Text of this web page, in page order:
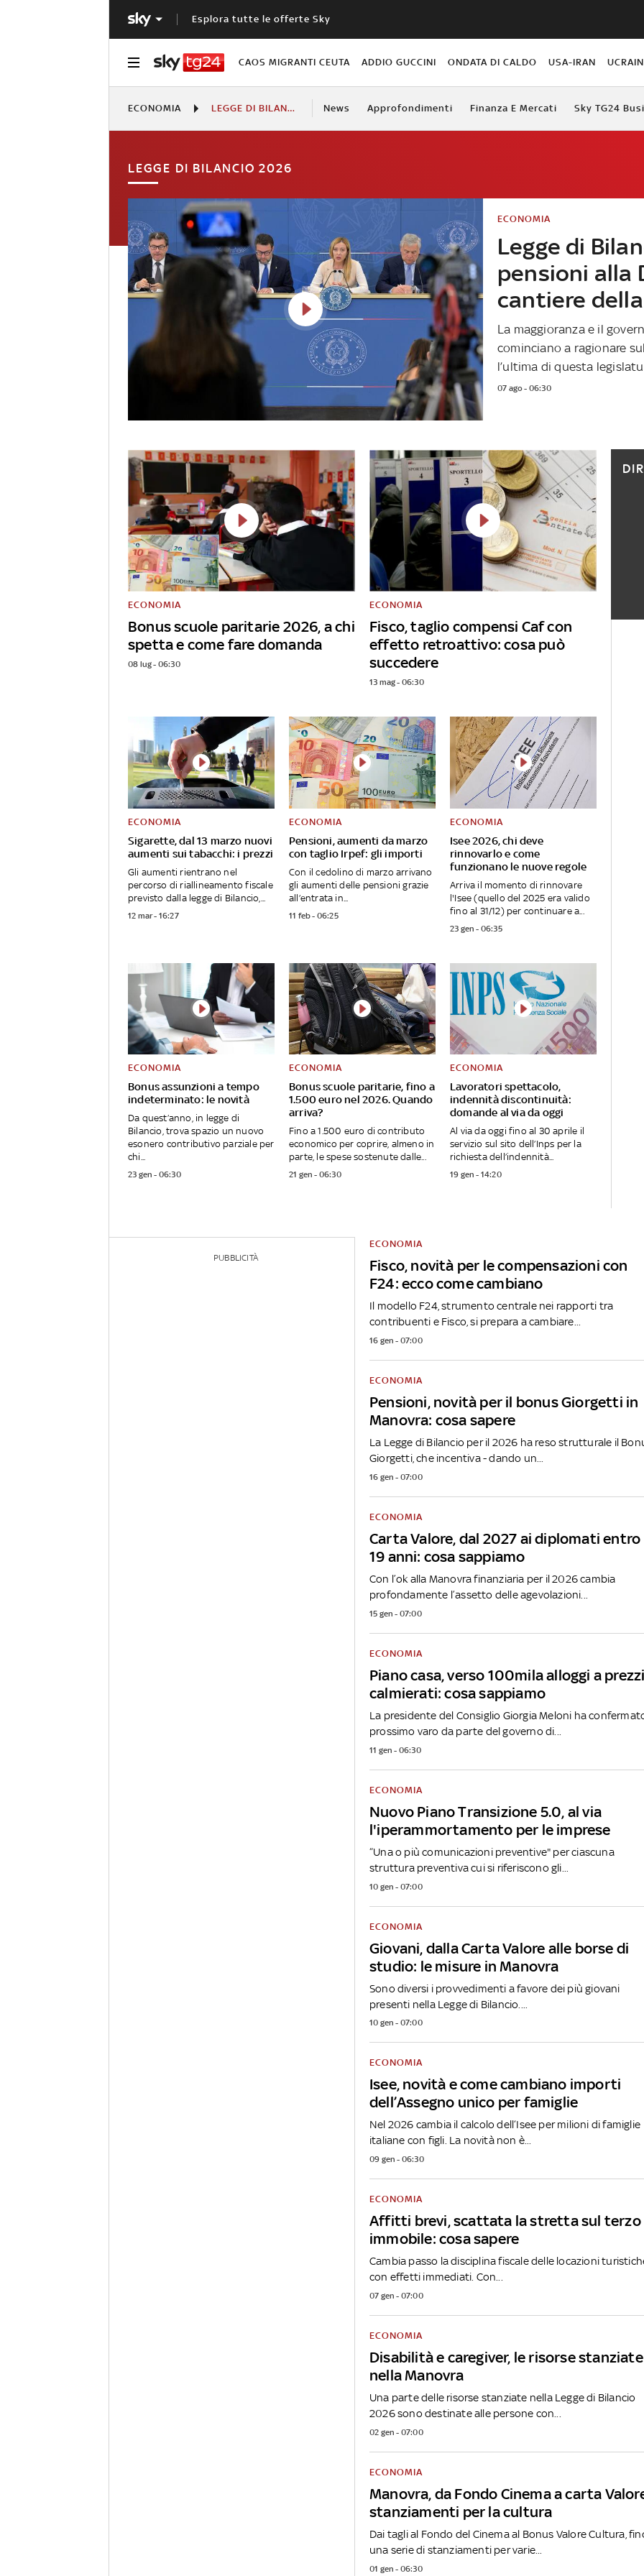
Esplora tutte le offerte Sky
CAOS MIGRANTI CEUTA ADDIO GUCCINI ONDATA DI CALDO USA-IRAN
ECONOMIA LEGGE DI BILANCIO 2026 News Approfondimenti Finanza E Mercati Sky TG24
LEGGE DI BILANCIO 2026
Legge di
pensioni alla
cantiere
ECONOMIA
La maggioranza e il
cominciano a ragionare
l’ultima di questa
07 ago - 06:30
Bonus scuole paritarie 2026, a chi
spetta e come fare domanda
ECONOMIA
08 lug - 06:30
Fisco, taglio compensi Caf con
effetto retroattivo: cosa può
succedere
ECONOMIA
13 mag - 06:30
Sigarette, dal 13 marzo nuovi
aumenti sui tabacchi: i prezzi
ECONOMIA
Gli aumenti rientrano nel
percorso di riallineamento fiscale
previsto dalla legge di Bilancio,...
12 mar - 16:27
Pensioni, aumenti da marzo
con taglio Irpef: gli importi
ECONOMIA
Con il cedolino di marzo arrivano
gli aumenti delle pensioni grazie
all’entrata in...
11 feb - 06:25
Isee 2026, chi deve
rinnovarlo e come
funzionano le nuove regole
ECONOMIA
Arriva il momento di rinnovare
l'Isee (quello del 2025 era valido
fino al 31/12) per continuare a...
23 gen - 06:35
Bonus assunzioni a tempo
indeterminato: le novità
ECONOMIA
Da quest’anno, in legge di
Bilancio, trova spazio un nuovo
esonero contributivo parziale per
chi...
23 gen - 06:30
Bonus scuole paritarie, fino a
1.500 euro nel 2026. Quando
arriva?
ECONOMIA
Fino a 1.500 euro di contributo
economico per coprire, almeno in
parte, le spese sostenute dalle...
21 gen - 06:30
Lavoratori spettacolo,
indennità discontinuità:
domande al via da oggi
ECONOMIA
Al via da oggi fino al 30 aprile il
servizio sul sito dell’Inps per la
richiesta dell’indennità...
19 gen - 14:20
Fisco, novità per le compensazioni con
F24: ecco come cambiano
ECONOMIA
Il modello F24, strumento centrale nei rapporti tra
contribuenti e Fisco, si prepara a cambiare...
16 gen - 07:00
Pensioni, novità per il bonus Giorgetti in
Manovra: cosa sapere
ECONOMIA
La Legge di Bilancio per il 2026 ha reso strutturale il
Giorgetti, che incentiva - dando un...
16 gen - 07:00
Carta Valore, dal 2027 ai diplomati entro
19 anni: cosa sappiamo
ECONOMIA
Con l’ok alla Manovra finanziaria per il 2026 cambia
profondamente l’assetto delle agevolazioni...
15 gen - 07:00
Piano casa, verso 100mila alloggi a
calmierati: cosa sappiamo
ECONOMIA
La presidente del Consiglio Giorgia Meloni ha
prossimo varo da parte del governo di...
11 gen - 06:30
Nuovo Piano Transizione 5.0, al via
l'iperammortamento per le imprese
ECONOMIA
“Una o più comunicazioni preventive" per ciascuna
struttura preventiva cui si riferiscono gli...
10 gen - 07:00
Giovani, dalla Carta Valore alle borse di
studio: le misure in Manovra
ECONOMIA
Sono diversi i provvedimenti a favore dei più giovani
presenti nella Legge di Bilancio....
10 gen - 07:00
Isee, novità e come cambiano importi
dell’Assegno unico per famiglie
ECONOMIA
Nel 2026 cambia il calcolo dell‘Isee per milioni di famiglie
italiane con figli. La novità non è...
09 gen - 06:30
Affitti brevi, scattata la stretta sul terzo
immobile: cosa sapere
ECONOMIA
Cambia passo la disciplina fiscale delle locazioni
con effetti immediati. Con...
07 gen - 07:00
Disabilità e caregiver, le risorse stanziate
nella Manovra
ECONOMIA
Una parte delle risorse stanziate nella Legge di Bilancio
2026 sono destinate alle persone con...
02 gen - 07:00
Manovra, da Fondo Cinema a carta
stanziamenti per la cultura
ECONOMIA
Dai tagli al Fondo del Cinema al Bonus Valore Cultura,
una serie di stanziamenti per varie...
01 gen - 06:30
PUBBLICITÀ